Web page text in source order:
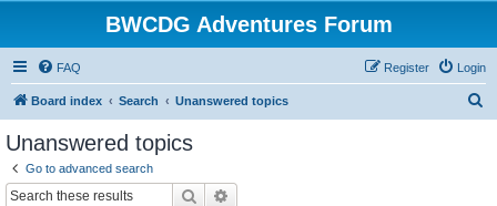
BWCDG Adventures Forum
FAQ Login
Register
Board index Search Unanswered topics
Unanswered topics
Go to advanced search
Search